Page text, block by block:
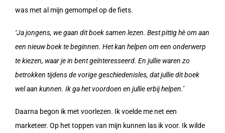
was met al mijn gemompel op de fiets.
‘Ja jongens, we gaan dit boek samen lezen. Best pittig hè om aan
een nieuw boek te beginnen. Het kan helpen om een onderwerp
te kiezen, waar je in bent geïnteresseerd. En jullie waren zo
betrokken tijdens de vorige geschiedenisles, dat jullie dit boek
wel aan kunnen. Ik ga het voordoen en jullie erbij helpen.’
Daarna begon ik met voorlezen. Ik voelde me net een
marketeer. Op het toppen van mijn kunnen las ik voor. Ik wilde